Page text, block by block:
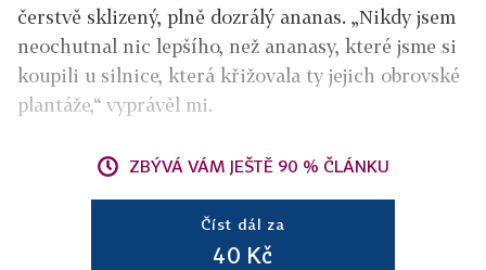
čerstvě sklizený, plně dozrálý ananas. „Nikdy jsem
neochutnal nic lepšího, než ananasy, které jsme si
koupili u silnice, která křižovala ty jejich obrovské
plantáže,“ vyprávěl mi.
ZBÝVÁ VÁM JEŠTĚ 90 % ČLÁNKU
Číst dál za
40 Kč